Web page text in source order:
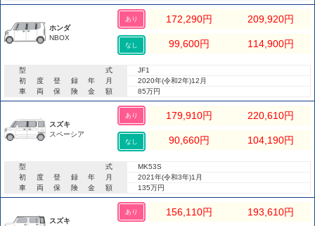
ホンダ
NBOX
あり 172,290円 209,920円
なし 99,600円 114,900円
型式
JF1
初度登録年月
2020年(令和2年)12月
車両保険金額
85万円
スズキ
スペーシア
あり 179,910円 220,610円
なし 90,660円 104,190円
型式
MK53S
初度登録年月
2021年(令和3年)1月
車両保険金額
135万円
スズキ
あり 156,110円 193,610円